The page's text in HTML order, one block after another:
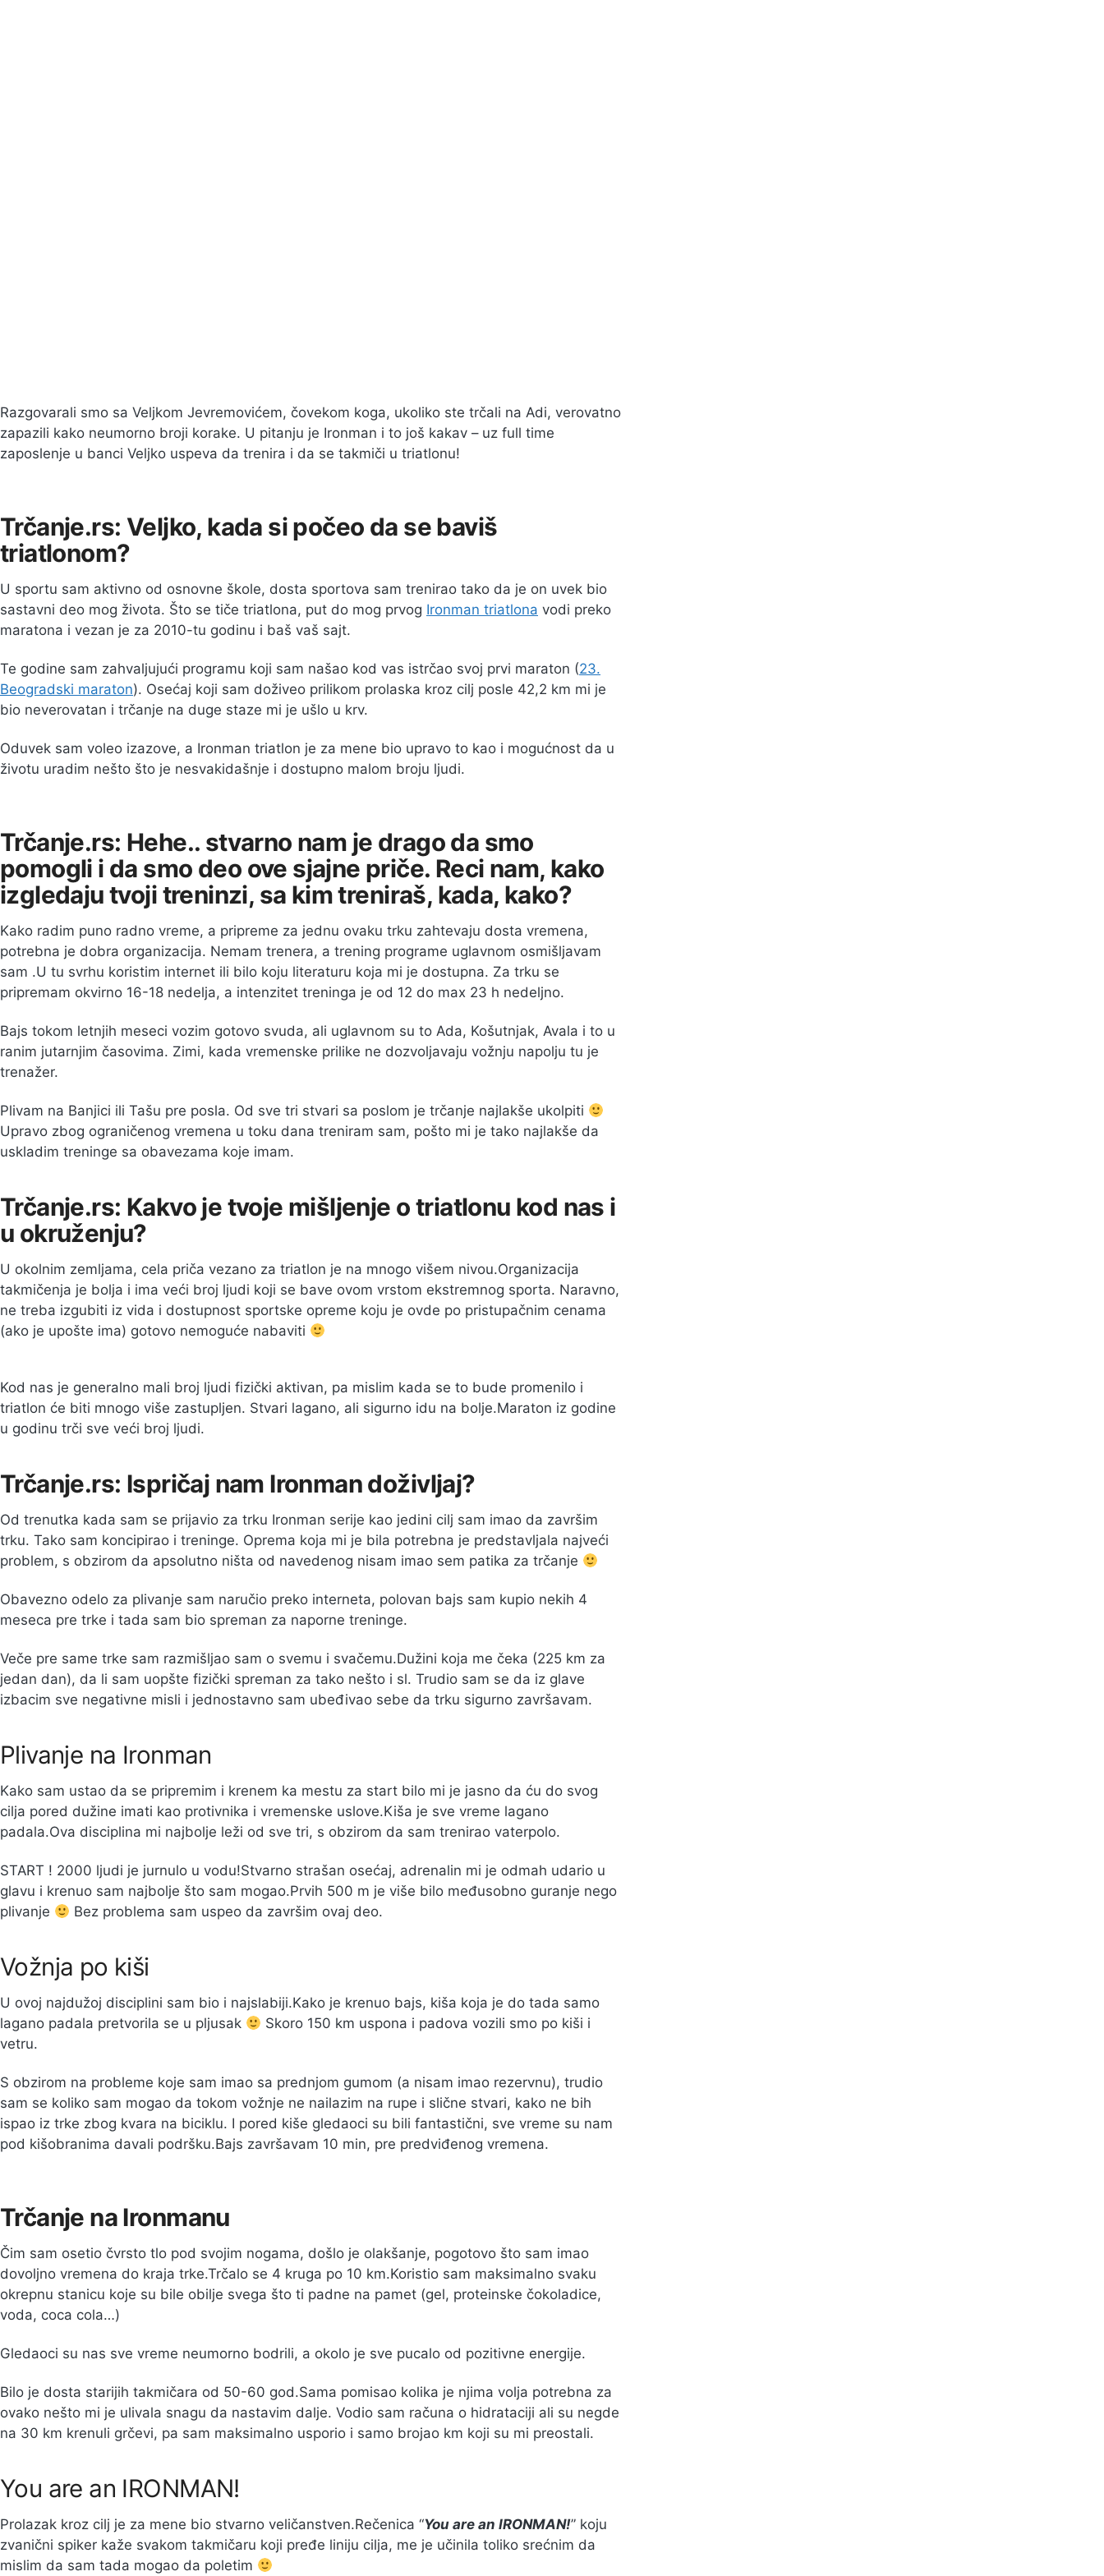
Razgovarali smo sa Veljkom Jevremovićem, čovekom koga, ukoliko ste trčali na Adi, verovatno
zapazili kako neumorno broji korake. U pitanju je Ironman i to još kakav – uz full time
zaposlenje u banci Veljko uspeva da trenira i da se takmiči u triatlonu!
Trčanje.rs: Veljko, kada si počeo da se baviš
triatlonom?
U sportu sam aktivno od osnovne škole, dosta sportova sam trenirao tako da je on uvek bio
sastavni deo mog života. Što se tiče triatlona, put do mog prvog Ironman triatlona vodi preko
maratona i vezan je za 2010-tu godinu i baš vaš sajt.
Te godine sam zahvaljujući programu koji sam našao kod vas istrčao svoj prvi maraton (23.
Beogradski maraton). Osećaj koji sam doživeo prilikom prolaska kroz cilj posle 42,2 km mi je
bio neverovatan i trčanje na duge staze mi je ušlo u krv.
Oduvek sam voleo izazove, a Ironman triatlon je za mene bio upravo to kao i mogućnost da u
životu uradim nešto što je nesvakidašnje i dostupno malom broju ljudi.
Trčanje.rs: Hehe.. stvarno nam je drago da smo
pomogli i da smo deo ove sjajne priče. Reci nam, kako
izgledaju tvoji treninzi, sa kim treniraš, kada, kako?
Kako radim puno radno vreme, a pripreme za jednu ovaku trku zahtevaju dosta vremena,
potrebna je dobra organizacija. Nemam trenera, a trening programe uglavnom osmišljavam
sam .U tu svrhu koristim internet ili bilo koju literaturu koja mi je dostupna. Za trku se
pripremam okvirno 16-18 nedelja, a intenzitet treninga je od 12 do max 23 h nedeljno.
Bajs tokom letnjih meseci vozim gotovo svuda, ali uglavnom su to Ada, Košutnjak, Avala i to u
ranim jutarnjim časovima. Zimi, kada vremenske prilike ne dozvoljavaju vožnju napolju tu je
trenažer.
Plivam na Banjici ili Tašu pre posla. Od sve tri stvari sa poslom je trčanje najlakše ukolpiti
Upravo zbog ograničenog vremena u toku dana treniram sam, pošto mi je tako najlakše da
uskladim treninge sa obavezama koje imam.
Trčanje.rs: Kakvo je tvoje mišljenje o triatlonu kod nas i
u okruženju?
U okolnim zemljama, cela priča vezano za triatlon je na mnogo višem nivou.Organizacija
takmičenja je bolja i ima veći broj ljudi koji se bave ovom vrstom ekstremnog sporta. Naravno,
ne treba izgubiti iz vida i dostupnost sportske opreme koju je ovde po pristupačnim cenama
(ako je upošte ima) gotovo nemoguće nabaviti
Kod nas je generalno mali broj ljudi fizički aktivan, pa mislim kada se to bude promenilo i
triatlon će biti mnogo više zastupljen. Stvari lagano, ali sigurno idu na bolje.Maraton iz godine
u godinu trči sve veći broj ljudi.
Trčanje.rs: Ispričaj nam Ironman doživljaj?
Od trenutka kada sam se prijavio za trku Ironman serije kao jedini cilj sam imao da završim
trku. Tako sam koncipirao i treninge. Oprema koja mi je bila potrebna je predstavljala najveći
problem, s obzirom da apsolutno ništa od navedenog nisam imao sem patika za trčanje
Obavezno odelo za plivanje sam naručio preko interneta, polovan bajs sam kupio nekih 4
meseca pre trke i tada sam bio spreman za naporne treninge.
Veče pre same trke sam razmišljao sam o svemu i svačemu.Dužini koja me čeka (225 km za
jedan dan), da li sam uopšte fizički spreman za tako nešto i sl. Trudio sam se da iz glave
izbacim sve negativne misli i jednostavno sam ubeđivao sebe da trku sigurno završavam.
Plivanje na Ironman
Kako sam ustao da se pripremim i krenem ka mestu za start bilo mi je jasno da ću do svog
cilja pored dužine imati kao protivnika i vremenske uslove.Kiša je sve vreme lagano
padala.Ova disciplina mi najbolje leži od sve tri, s obzirom da sam trenirao vaterpolo.
START ! 2000 ljudi je jurnulo u vodu!Stvarno strašan osećaj, adrenalin mi je odmah udario u
glavu i krenuo sam najbolje što sam mogao.Prvih 500 m je više bilo međusobno guranje nego
plivanje
Bez problema sam uspeo da završim ovaj deo.
Vožnja po kiši
U ovoj najdužoj disciplini sam bio i najslabiji.Kako je krenuo bajs, kiša koja je do tada samo
lagano padala pretvorila se u pljusak
Skoro 150 km uspona i padova vozili smo po kiši i
vetru.
S obzirom na probleme koje sam imao sa prednjom gumom (a nisam imao rezervnu), trudio
sam se koliko sam mogao da tokom vožnje ne nailazim na rupe i slične stvari, kako ne bih
ispao iz trke zbog kvara na biciklu. I pored kiše gledaoci su bili fantastični, sve vreme su nam
pod kišobranima davali podršku.Bajs završavam 10 min, pre predviđenog vremena.
Trčanje na Ironmanu
Čim sam osetio čvrsto tlo pod svojim nogama, došlo je olakšanje, pogotovo što sam imao
dovoljno vremena do kraja trke.Trčalo se 4 kruga po 10 km.Koristio sam maksimalno svaku
okrepnu stanicu koje su bile obilje svega što ti padne na pamet (gel, proteinske čokoladice,
voda, coca cola…)
Gledaoci su nas sve vreme neumorno bodrili, a okolo je sve pucalo od pozitivne energije.
Bilo je dosta starijih takmičara od 50-60 god.Sama pomisao kolika je njima volja potrebna za
ovako nešto mi je ulivala snagu da nastavim dalje. Vodio sam računa o hidrataciji ali su negde
na 30 km krenuli grčevi, pa sam maksimalno usporio i samo brojao km koji su mi preostali.
You are an IRONMAN!
Prolazak kroz cilj je za mene bio stvarno veličanstven.Rečenica “You are an IRONMAN!” koju
zvanični spiker kaže svakom takmičaru koji pređe liniju cilja, me je učinila toliko srećnim da
mislim da sam tada mogao da poletim